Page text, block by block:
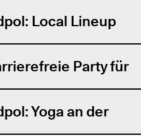
Local Lineup
Party für
Yoga an der